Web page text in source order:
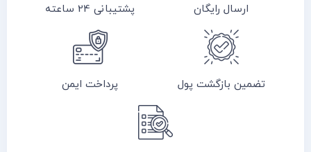
ارسال رایگان پشتیبانی 24 ساعته
تضمین بازگشت پول پرداخت ایمن